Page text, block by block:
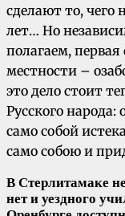
сделают то, чего
лет… Но
полагаем,
местности –
это дело стоит
Русского народа:
само собой
само собою и
В Стерлитамаке
нет и уездного